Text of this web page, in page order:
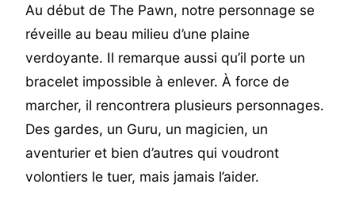
Au début de The Pawn, notre personnage se
réveille au beau milieu d’une plaine
verdoyante. Il remarque aussi qu’il porte un
bracelet impossible à enlever. À force de
marcher, il rencontrera plusieurs personnages.
Des gardes, un Guru, un magicien, un
aventurier et bien d’autres qui voudront
volontiers le tuer, mais jamais l’aider.